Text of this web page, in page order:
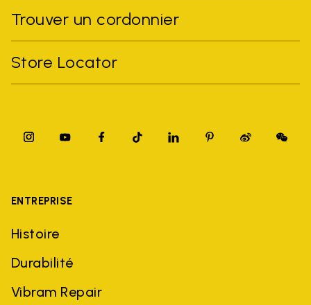
Trouver un cordonnier
Store Locator
ENTREPRISE
Histoire
Durabilité
Vibram Repair